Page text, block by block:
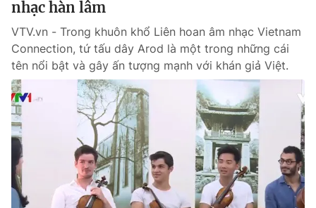
English
THỜI BÁO VTV
Theo dõi báo trên
Cơ quan chủ quản:Đài Truyền hình Việt Nam
Cơ quan báo chí:Thời báo VTV
nhạc hàn lâm
VTV.vn - Trong khuôn khổ Liên hoan âm nhạc Vietnam
Connection, tứ tấu dây Arod là một trong những cái
tên nổi bật và gây ấn tượng mạnh với khán giả Việt.